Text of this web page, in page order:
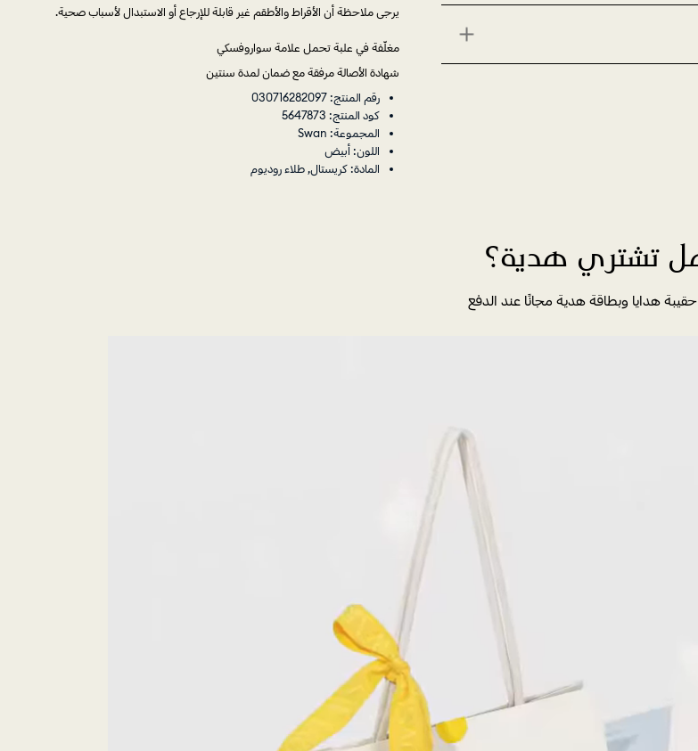
يرجى ملاحظة أن الأقراط والأطقم غير قابلة للإرجاع أو الاستبدال لأسباب صحية.
مغلّفة في علبة تحمل علامة سواروفسكي
شهادة الأصالة مرفقة مع ضمان لمدة سنتين
رقم المنتج: 030716282097
كود المنتج: 5647873
المجموعة: Swan
اللون: أبيض
المادة: كريستال, طلاء روديوم
تشتري هدية؟
هدايا وبطاقة هدية مجانًا عند الدفع